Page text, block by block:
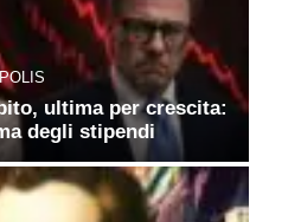
POLIS
ultima per crescita:
degli stipendi